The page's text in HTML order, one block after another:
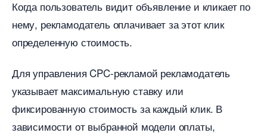
Когда пользователь видит объявление и кликает по
нему, рекламодатель оплачивает за этот клик
определенную стоимость.
Для управления CPC-рекламой рекламодатель
указывает максимальную ставку или
фиксированную стоимость за каждый клик.​
зависимости от выбранной модели оплаты,